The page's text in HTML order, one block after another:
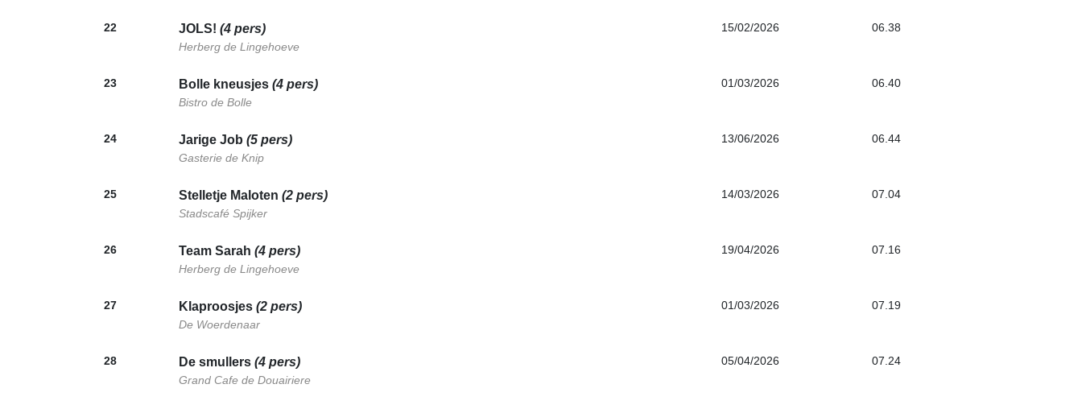
22 JOLS! (4 pers)
Herberg de Lingehoeve
15/02/2026 06.38
23 Bolle kneusjes (4 pers)
Bistro de Bolle
01/03/2026 06.40
24 Jarige Job (5 pers)
Gasterie de Knip
13/06/2026 06.44
25 Stelletje Maloten (2 pers)
Stadscafé Spijker
14/03/2026 07.04
26 Team Sarah (4 pers)
Herberg de Lingehoeve
19/04/2026 07.16
27 Klaproosjes (2 pers)
De Woerdenaar
01/03/2026 07.19
28 De smullers (4 pers)
Grand Cafe de Douairiere
05/04/2026 07.24